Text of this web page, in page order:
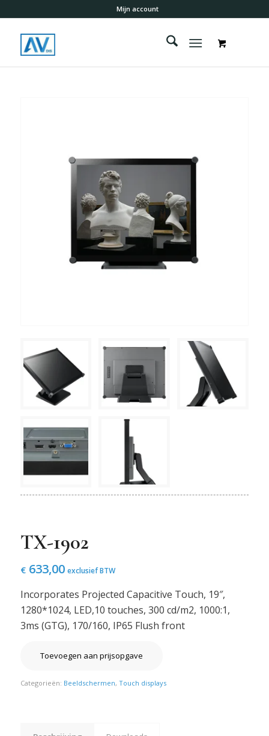
Mijn account
TX-1902
€633,00 exclusief BTW
Incorporates Projected Capacitive Touch, 19″,
1280*1024, LED,10 touches, 300 cd/m2, 1000:1,
3ms (GTG), 170/160, IP65 Flush front
Toevoegen aan prijsopgave
Categorieën: Beeldschermen, Touch displays